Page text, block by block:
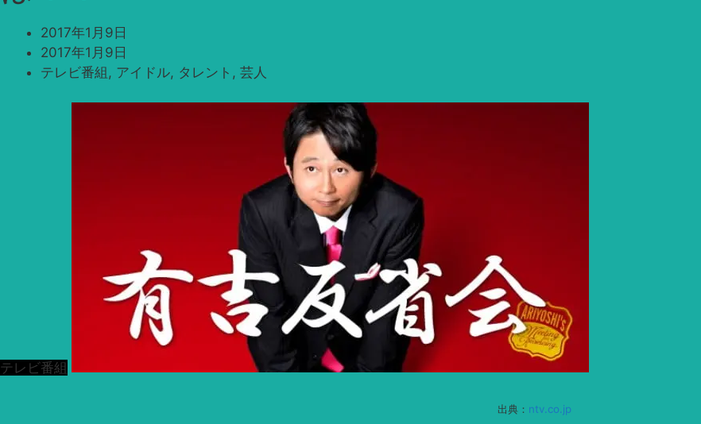
2017年1月9日
2017年1月9日
テレビ番組 , アイドル, タレント , 芸人
テレビ番組
出典： ntv.co.jp